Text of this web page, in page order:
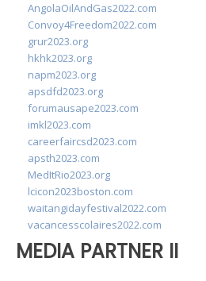
AngolaOilAndGas2022.com
Convoy4Freedom2022.com
grur2023.org
hkhk2023.org
napm2023.org
apsdfd2023.org
forumausape2023.com
imkl2023.com
careerfaircsd2023.com
apsth2023.com
MedItRio2023.org
lcicon2023boston.com
waitangidayfestival2022.com
vacancesscolaires2022.com
MEDIA PARTNER II